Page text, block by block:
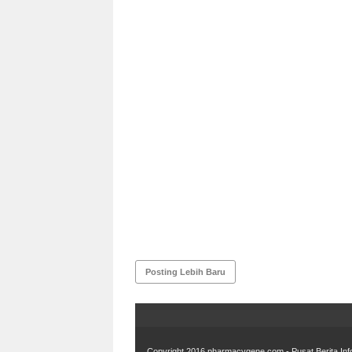
Posting Lebih Baru